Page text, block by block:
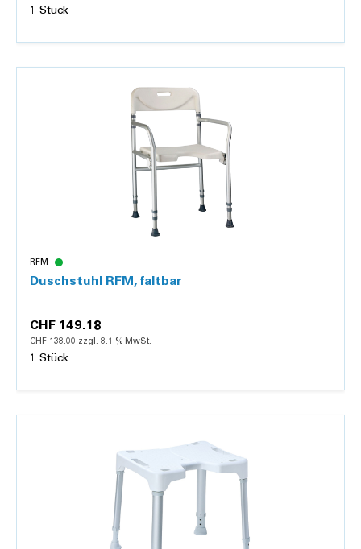
1 Stück
Details
RFM
Duschstuhl RFM, faltbar
CHF 149.18
CHF 138.00 zzgl. 8.1 % MwSt.
1 Stück
Details